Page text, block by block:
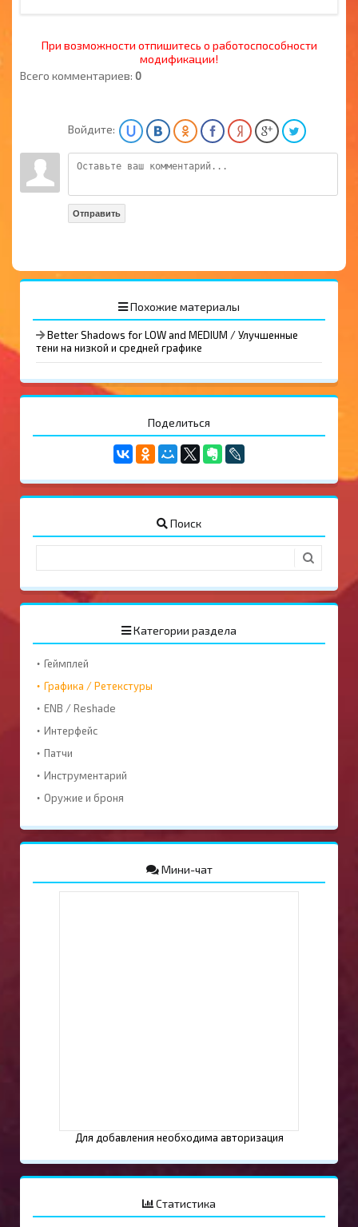
При возможности отпишитесь о работоспособности
модификации!
Всего комментариев: 0
Войдите:
Отправить
Похожие материалы
Better Shadows for LOW and MEDIUM / Улучшенные
тени на низкой и средней графике
Поделиться
Поиск
Категории раздела
Геймплей
Графика / Ретекстуры
ENB / Reshade
Интерфейс
Патчи
Инструментарий
Оружие и броня
Мини-чат
Для добавления необходима авторизация
Статистика